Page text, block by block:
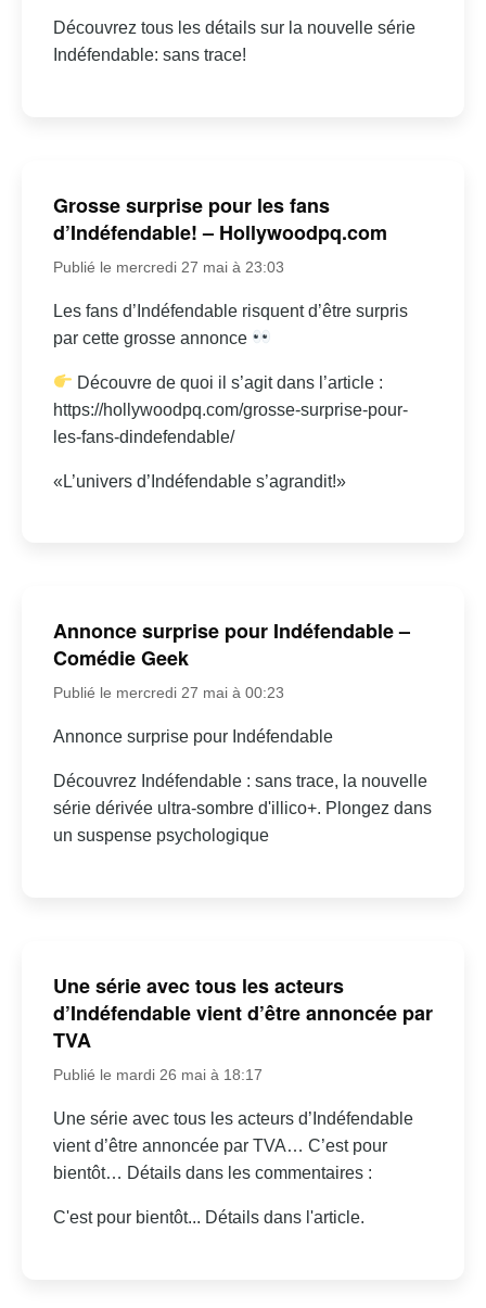
Découvrez tous les détails sur la nouvelle série
Indéfendable: sans trace!
Grosse surprise pour les fans
d’Indéfendable! – Hollywoodpq.com
Publié le mercredi 27 mai à 23:03
Les fans d’Indéfendable risquent d’être surpris
par cette grosse annonce
Découvre de quoi il s’agit dans l’article :
https://hollywoodpq.com/grosse-surprise-pour-
les-fans-dindefendable/
«L’univers d’Indéfendable s’agrandit!»
Annonce surprise pour Indéfendable –
Comédie Geek
Publié le mercredi 27 mai à 00:23
Annonce surprise pour Indéfendable
Découvrez Indéfendable : sans trace, la nouvelle
série dérivée ultra-sombre d'illico+. Plongez dans
un suspense psychologique
Une série avec tous les acteurs
d’Indéfendable vient d’être annoncée par
TVA
Publié le mardi 26 mai à 18:17
Une série avec tous les acteurs d’Indéfendable
vient d’être annoncée par TVA… C’est pour
bientôt… Détails dans les commentaires :
C'est pour bientôt... Détails dans l'article.